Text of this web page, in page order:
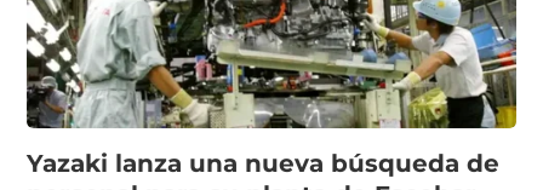
Yazaki lanza una nueva búsqueda de